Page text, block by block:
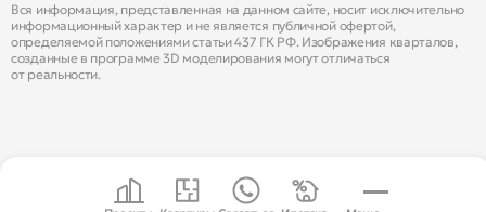
Вся информация, представленная на данном сайте, носит исключительно
информационный характер и не является публичной офертой,
определяемой положениями статьи 437 ГК РФ. Изображения кварталов,
созданные в программе 3D моделирования могут отличаться
от реальности.